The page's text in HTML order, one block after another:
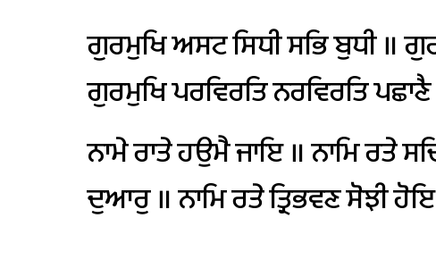
ਗੁਰਮੁਖਿਅਸਟਸਿਧੀਸਭਿਬੁਧੀ॥
ਗੁਰਮੁਖਿਪਰਵਿਰਤਿਨਰਵਿਰਤਿਪਛਾਣੈ
ਨਾਮੇਰਾਤੇਹਉਮੈਜਾਇ॥ਨਾਮਿਰਤੇ
ਦੁਆਰੁ॥ਨਾਮਿਰਤੇਤ੍ਰਿਭਵਣਸੋਝੀਹੋਇ